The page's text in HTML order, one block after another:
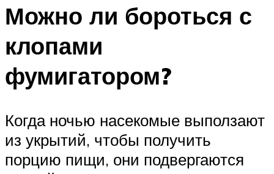
Можно ли бороться с
клопами
фумигатором?
Когда ночью насекомые выползают
из укрытий, чтобы получить
порцию пищи, они подвергаются